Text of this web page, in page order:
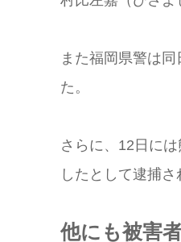
また福岡県警は
た。
さらに、12日に
したとして逮捕さ
他にも被害